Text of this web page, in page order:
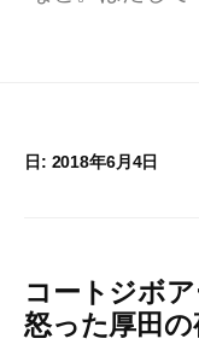
日: 2018年6月4日
コートジボ
怒った厚田の